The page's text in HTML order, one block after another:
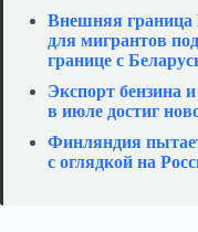
Внешняя граница
для мигрантов
границе с
Экспорт бензина
в июле достиг
Финляндия
с оглядкой на